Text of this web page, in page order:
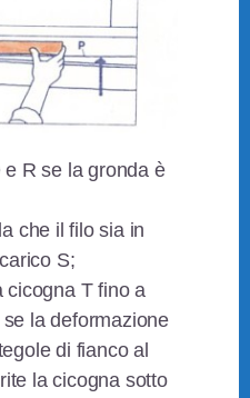
R se la gronda è
che il filo sia in
S;
cicogna T fino a
la deformazione
di fianco al
la cicogna sotto